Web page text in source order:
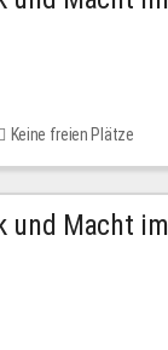
Keine freien Plätze
und Macht im